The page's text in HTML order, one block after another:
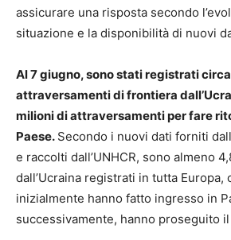
assicurare una risposta secondo
situazione e la disponibilità di nuovi
Al 7 giugno, sono stati registrati
attraversamenti di frontiera
milioni di attraversamenti per fare
Paese. Secondo i nuovi dati forniti
e raccolti dall’UNHCR, sono almeno
dall’Ucraina registrati in tutta Europa,
inizialmente hanno fatto ingresso in
successivamente, hanno proseguito